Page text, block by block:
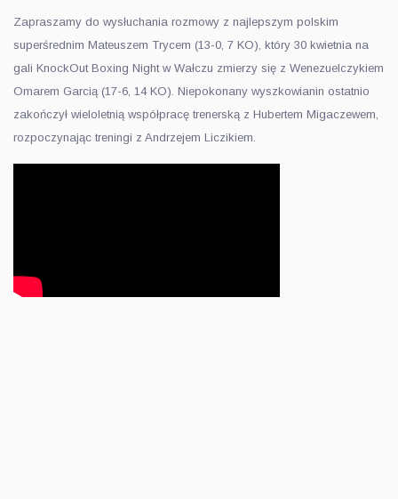
Zapraszamy do wysłuchania rozmowy z najlepszym polskim
superśrednim Mateuszem Trycem (13-0, 7 KO), który 30 kwietnia na
gali KnockOut Boxing Night w Wałczu zmierzy się z Wenezuelczykiem
Omarem Garcią (17-6, 14 KO). Niepokonany wyszkowianin ostatnio
zakończył wieloletnią współpracę trenerską z Hubertem Migaczewem,
rozpoczynając treningi z Andrzejem Liczikiem.